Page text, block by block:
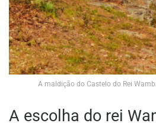
A maldição do Castelo do Rei
A escolha do rei